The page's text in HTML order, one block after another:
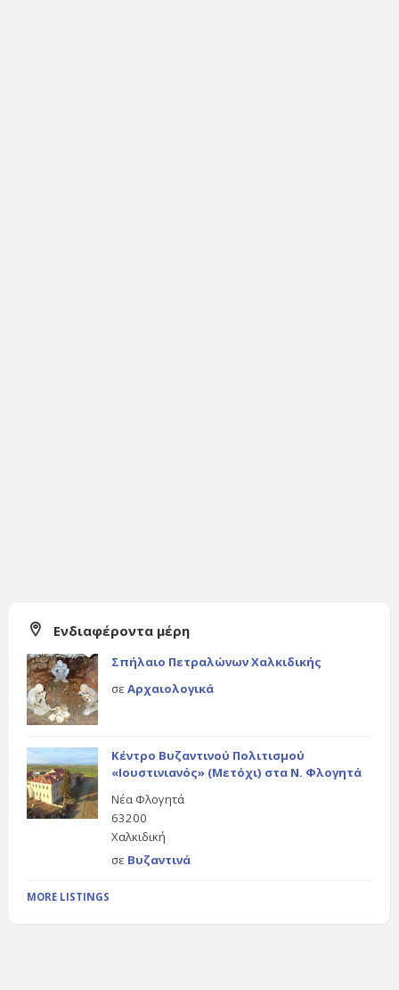
Ενδιαφέροντα μέρη
Σπήλαιο Πετραλώνων Χαλκιδικής
σε Αρχαιολογικά
Κέντρο Βυζαντινού Πολιτισμού
«Ιουστινιανός» (Μετόχι) στα Ν. Φλογητά
Νέα Φλογητά
63200
Χαλκιδική
σε Βυζαντινά
MORE LISTINGS